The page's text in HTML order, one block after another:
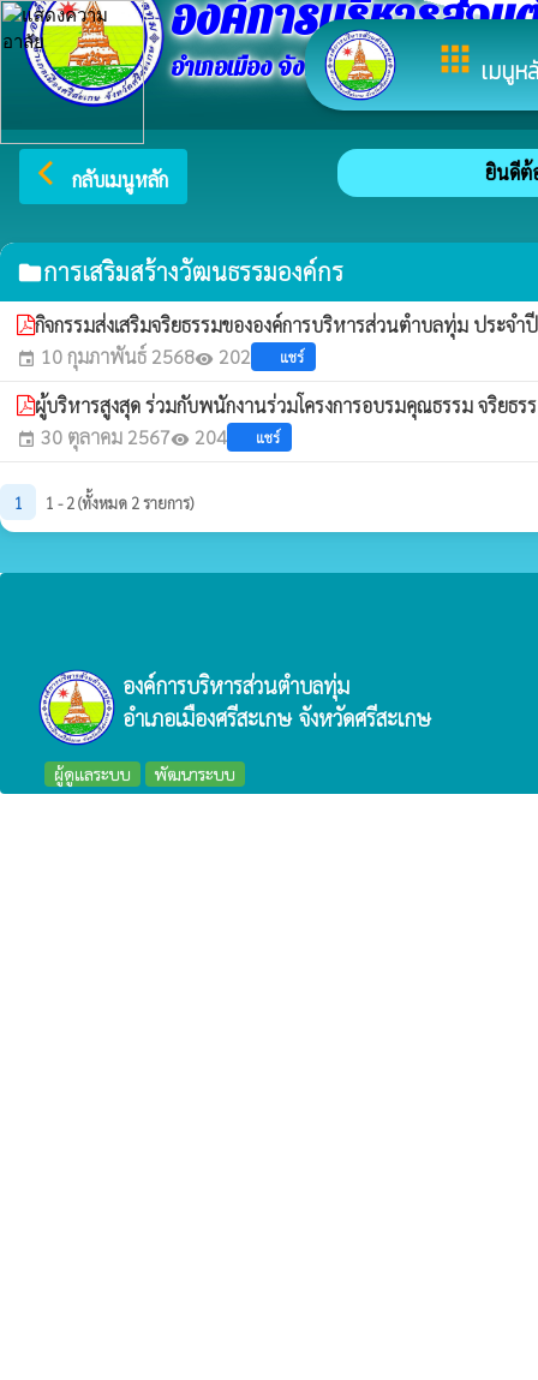
appsเมนูห
องค์การบริหารส่วน
อำเภอเมือง จังหวัดศรีสะเกษ
arrow_back_ios กลับเมนูหลัก ยินดีต้
folderการเสริมสร้างวัฒนธรรมองค์กร
กิจกรรมส่งเสริมจริยธรรมขององค์การบริหารส่วนตำบลทุ่ม ประจ
event 10 กุมภาพันธ์ 2568visibility 202 แชร์
ผู้บริหารสูงสุด ร่วมกับพนักงานร่วมโครงการอบรมคุณธรรม จริยธ
event 30 ตุลาคม 2567visibility 204 แชร์
1 1 - 2 (ทั้งหมด 2 รายการ)
องค์การบริหารส่วนตำบลทุ่ม
อำเภอเมืองศรีสะเกษ จังหวัดศรีสะเกษ
ผู้ดูแลระบบ พัฒนาระบบ